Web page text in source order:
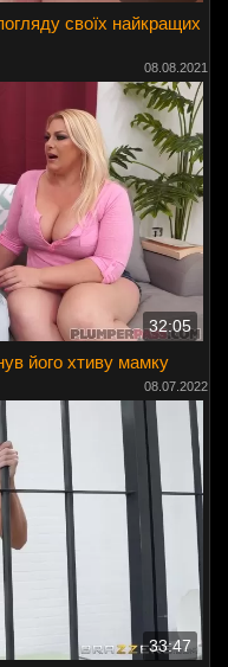
своїх найкращих
08.08.2021
32:05
його хтиву мамку
08.07.2022
33:47